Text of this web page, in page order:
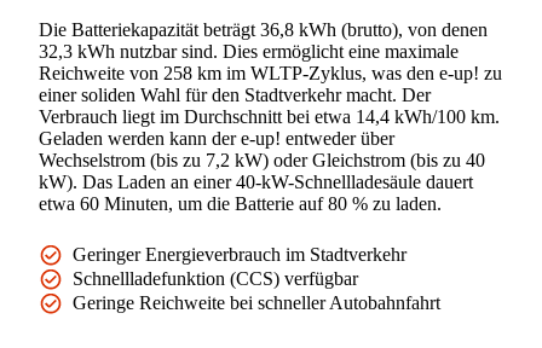
Die Batteriekapazität beträgt 36,8 kWh (brutto), von denen
32,3 kWh nutzbar sind. Dies ermöglicht eine maximale
Reichweite von 258 km im WLTP-Zyklus, was den e-up! zu
einer soliden Wahl für den Stadtverkehr macht. Der
Verbrauch liegt im Durchschnitt bei etwa 14,4 kWh/100 km.
Geladen werden kann der e-up! entweder über
Wechselstrom (bis zu 7,2 kW) oder Gleichstrom (bis zu 40
kW). Das Laden an einer 40-kW-Schnellladesäule dauert
etwa 60 Minuten, um die Batterie auf 80 % zu laden.
Geringer Energieverbrauch im Stadtverkehr
Schnellladefunktion (CCS) verfügbar
Geringe Reichweite bei schneller Autobahnfahrt